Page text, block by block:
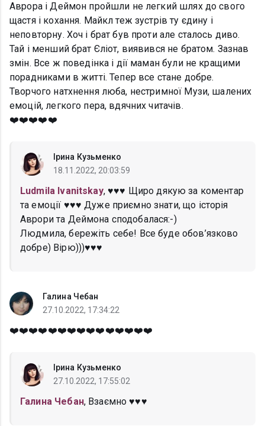
Аврора і Деймон пройшли не легкий шлях до свого
щастя і кохання. Майкл теж зустрів ту єдину і
неповторну. Хоч і брат був проти але сталось диво.
Тай і менший брат Єліот, виявився не братом. Зазнав
змін. Все ж поведінка і дії маман були не кращими
порадниками в житті. Тепер все стане добре.
Творчого натхнення люба, нестримної Музи, шалених
емоцій, легкого пера, вдячних читачів.
❤️❤️❤️❤️❤️
Ірина Кузьменко
18.11.2022, 20:03:59
Ludmila Ivanitskay, ♥️♥️♥️ Щиро дякую за коментар
та емоції ♥️♥️♥️ Дуже приємно знати, що історія
Аврори та Деймона сподобалася:-)
Людмила, бережіть себе! Все буде обов’язково
добре) Вірю)))♥️♥️♥️
Галина Чебан
27.10.2022, 17:34:22
❤️❤️❤️❤️❤️❤️❤️❤️❤️❤️❤️❤️❤️❤️❤️
Ірина Кузьменко
27.10.2022, 17:55:02
Галина Чебан, Взаємно ♥️♥️♥️